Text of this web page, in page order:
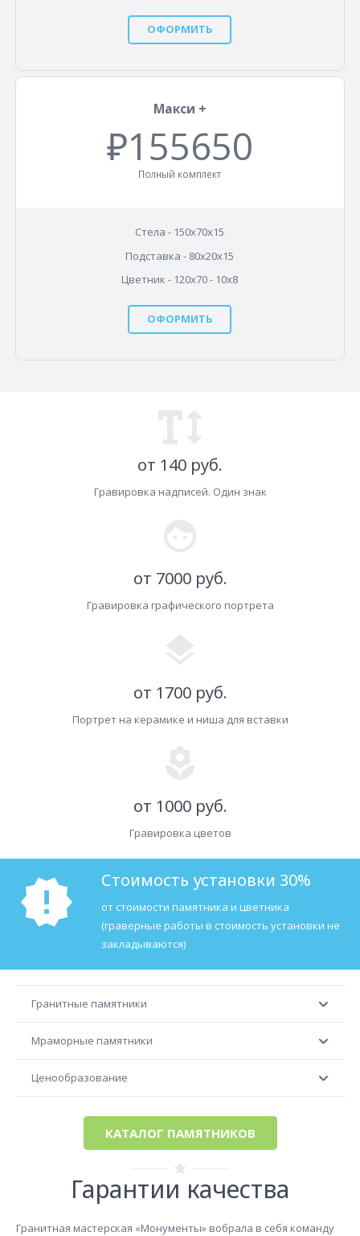
ОФОРМИТЬ
Макси +
₽155650
Полный комплект
Стела - 150х70х15
Подставка - 80х20х15
Цветник - 120х70 - 10x8
ОФОРМИТЬ
от 140 руб.
Гравировка надписей. Один знак
от 7000 руб.
Гравировка графического портрета
от 1700 руб.
Портрет на керамике и ниша для вставки
от 1000 руб.
Гравировка цветов
new_releases Стоимость установки 30%
от стоимости памятника и цветника
(граверные работы в стоимость установки не
закладываются)
Гранитные памятники
Мраморные памятники
Ценообразование
КАТАЛОГ ПАМЯТНИКОВ
Гарантии качества
Гранитная мастерская «Монументы» вобрала в себя команду